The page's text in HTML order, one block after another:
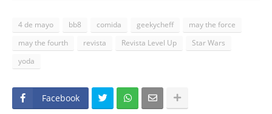
4 de mayo bb8 comida geekycheff
may the force
may the fourth
revista Revista Level Up
Star Wars
yoda
Facebook